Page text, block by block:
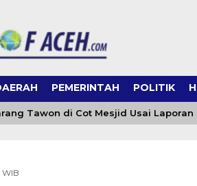
PEMERINTAH POLITIK
Tawon di Cot Mesjid Usai Laporan
WIB